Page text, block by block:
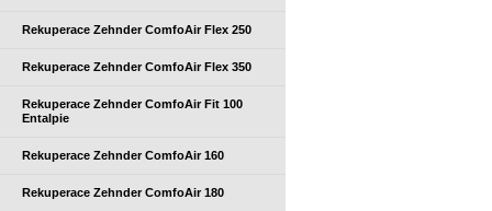
Rekuperace Zehnder ComfoAir Flex 250
Rekuperace Zehnder ComfoAir Flex 350
Rekuperace Zehnder ComfoAir Fit 100
Entalpie
Rekuperace Zehnder ComfoAir 160
Rekuperace Zehnder ComfoAir 180